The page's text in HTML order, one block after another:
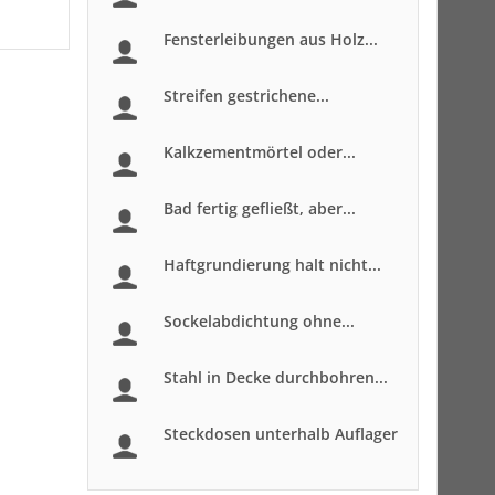
Fensterleibungen aus Holz...
Streifen gestrichene...
Kalkzementmörtel oder...
Bad fertig gefließt, aber...
Haftgrundierung halt nicht...
Sockelabdichtung ohne...
Stahl in Decke durchbohren...
Steckdosen unterhalb Auflager